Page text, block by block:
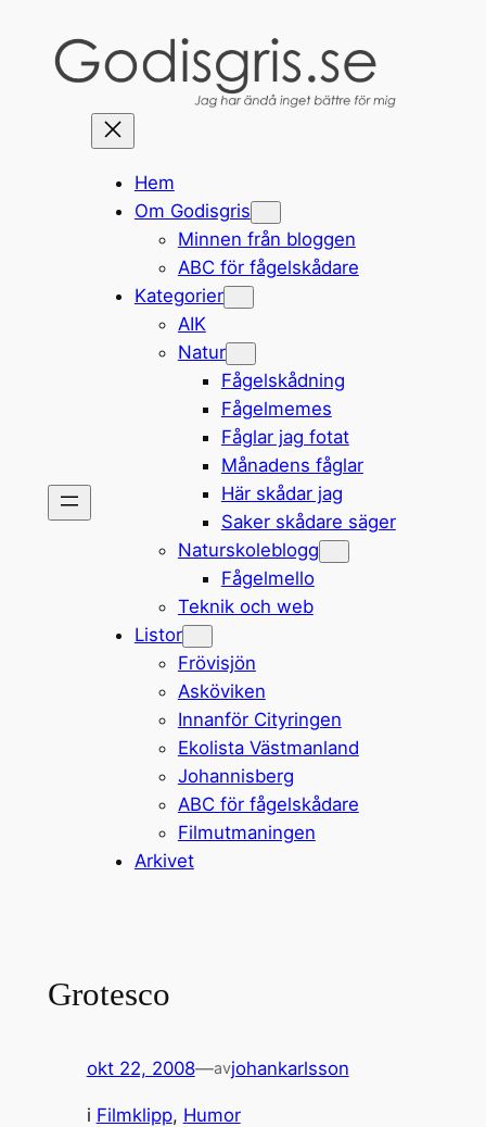
innehåll
Hem
Om Godisgris
Minnen från bloggen
ABC för fågelskådare
Kategorier
AIK
Natur
Fågelskådning
Fågelmemes
Fåglar jag fotat
Månadens fåglar
Här skådar jag
Saker skådare säger
Naturskoleblogg
Fågelmello
Teknik och web
Listor
Frövisjön
Asköviken
Innanför Cityringen
Ekolista Västmanland
Johannisberg
ABC för fågelskådare
Filmutmaningen
Arkivet
Grotesco
okt 22, 2008—avjohankarlsson
i Filmklipp, Humor